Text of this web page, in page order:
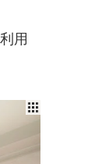
用